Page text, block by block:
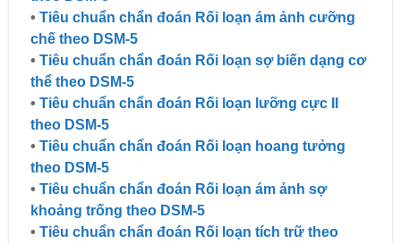
• Tiêu chuẩn chẩn đoán Rối loạn ám ảnh cưỡng
chế theo DSM-5
• Tiêu chuẩn chẩn đoán Rối loạn sợ biến dạng cơ
thể theo DSM-5
• Tiêu chuẩn chẩn đoán Rối loạn lưỡng cực II
theo DSM-5
• Tiêu chuẩn chẩn đoán Rối loạn hoang tưởng
theo DSM-5
• Tiêu chuẩn chẩn đoán Rối loạn ám ảnh sợ
khoảng trống theo DSM-5
• Tiêu chuẩn chẩn đoán Rối loạn tích trữ theo